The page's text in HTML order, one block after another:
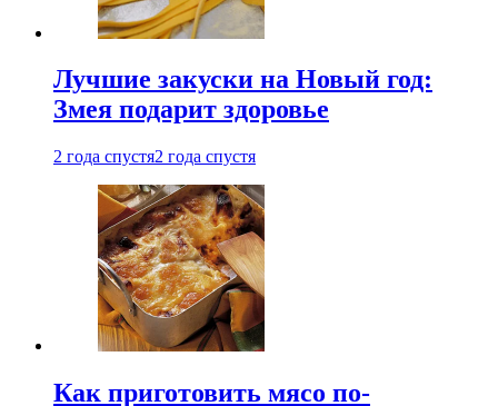
Лучшие закуски на Новый год:
Змея подарит здоровье
2 года спустя2 года спустя
Как приготовить мясо по-